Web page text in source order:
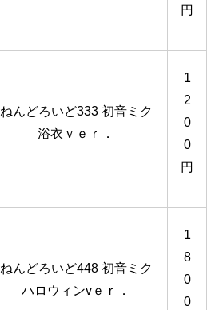
円
ねんどろいど333 初音ミク
浴衣ｖｅｒ．
1
2
0
0
円
ねんどろいど448 初音ミク
ハロウィンvｅｒ．
1
8
0
0